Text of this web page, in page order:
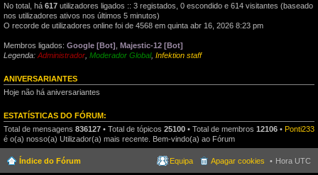
No total, há 617 utilizadores ligados :: 3 registados, 0 escondido e 614 visitantes (baseado
nos utilizadores ativos nos últimos 5 minutos)
O recorde de utilizadores online foi de 4568 em quinta abr 16, 2026 8:23 pm
Membros ligados: Google [Bot] Majestic-12 [Bot]
Legenda: Administrador Moderador Global, Infektion staff
ANIVERSARIANTES
Hoje não há aniversariantes
ESTATÍSTICAS DO FÓRUM:
Total de mensagens 836127 • Total de tópicos 25100 • Total de membros 12106 • Ponti233
é o(a) nosso(a) Utilizador(a) mais recente. Bem-vindo(a) ao Fórum
Índice do Fórum Hora UTC
Apagar cookies
Equipa